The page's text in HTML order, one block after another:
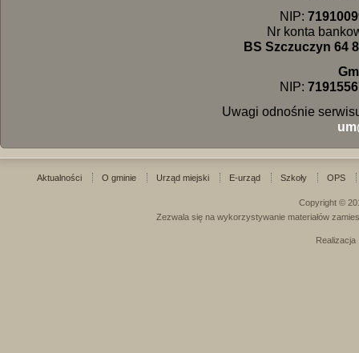
NIP:
Nr konta
BS Szczuczyn 64
NIP:
Uwagi odnośnie
Aktualności O gminie Urząd miejski E-urząd Szkoły OPS
Copyright ©
Zezwala się na wykorzystywanie materiałów
Realizacja